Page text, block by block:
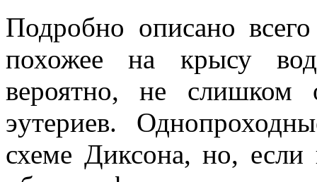
Подробно описано
похожее на крысу
вероятно, не слишком
эутериев.
схеме Диксона, но, если